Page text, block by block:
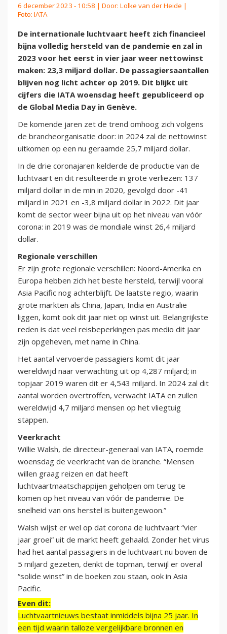
6 december 2023 - 10:58 | Door: Lolke van der Heide |
Foto: IATA
De internationale luchtvaart heeft zich financieel
bijna volledig hersteld van de pandemie en zal in
2023 voor het eerst in vier jaar weer nettowinst
maken: 23,3 miljard dollar. De passagiersaantallen
blijven nog licht achter op 2019. Dit blijkt uit
cijfers die IATA woensdag heeft gepubliceerd op
de Global Media Day in Genève.
De komende jaren zet de trend omhoog zich volgens
de brancheorganisatie door: in 2024 zal de nettowinst
uitkomen op een nu geraamde 25,7 miljard dollar.
In de drie coronajaren kelderde de productie van de
luchtvaart en dit resulteerde in grote verliezen: 137
miljard dollar in de min in 2020, gevolgd door -41
miljard in 2021 en -3,8 miljard dollar in 2022. Dit jaar
komt de sector weer bijna uit op het niveau van vóór
corona: in 2019 was de mondiale winst 26,4 miljard
dollar.
Regionale verschillen
Er zijn grote regionale verschillen: Noord-Amerika en
Europa hebben zich het beste hersteld, terwijl vooral
Asia Pacific nog achterblijft. De laatste regio, waarin
grote markten als China, Japan, India en Australië
liggen, komt ook dit jaar niet op winst uit. Belangrijkste
reden is dat veel reisbeperkingen pas medio dit jaar
zijn opgeheven, met name in China.
Het aantal vervoerde passagiers komt dit jaar
wereldwijd naar verwachting uit op 4,287 miljard; in
topjaar 2019 waren dit er 4,543 miljard. In 2024 zal dit
aantal worden overtroffen, verwacht IATA en zullen
wereldwijd 4,7 miljard mensen op het vliegtuig
stappen.
Veerkracht
Willie Walsh, de directeur-generaal van IATA, roemde
woensdag de veerkracht van de branche. “Mensen
willen graag reizen en dat heeft
luchtvaartmaatschappijen geholpen om terug te
komen op het niveau van vóór de pandemie. De
snelheid van ons herstel is buitengewoon.”
Walsh wijst er wel op dat corona de luchtvaart “vier
jaar groei” uit de markt heeft gehaald. Zonder het virus
had het aantal passagiers in de luchtvaart nu boven de
5 miljard gezeten, denkt de topman, terwijl er overal
“solide winst” in de boeken zou staan, ook in Asia
Pacific.
Even dit:
Luchtvaartnieuws bestaat inmiddels bijna 25 jaar. In
een tijd waarin talloze vergelijkbare bronnen en